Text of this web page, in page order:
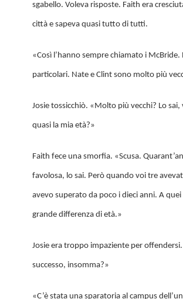
sgabello. Voleva risposte. Faith era
città e sapeva quasi tutto di tutti.
«Così l’hanno sempre chiamato i
particolari. Nate e Clint sono molto più
Josie tossicchiò. «Molto più vecchi? Lo
quasi la mia età?»
Faith fece una smorfia. «Scusa.
favolosa, lo sai. Però quando voi tre
avevo superato da poco i dieci anni. A
grande differenza di età.»
Josie era troppo impaziente per offendersi.
successo, insomma?»
«C’è stata una sparatoria al campus